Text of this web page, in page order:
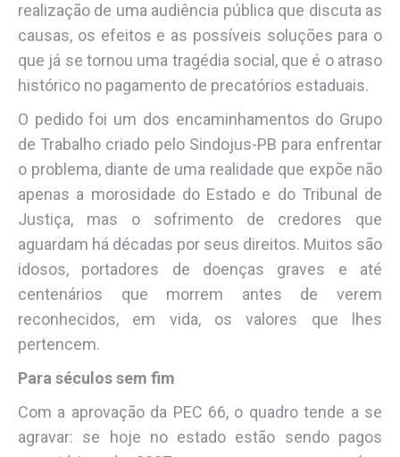
realização de uma audiência pública que discuta as
causas, os efeitos e as possíveis soluções para o
que já se tornou uma tragédia social, que é o atraso
histórico no pagamento de precatórios estaduais.
O pedido foi um dos encaminhamentos do Grupo
de Trabalho criado pelo Sindojus-PB para enfrentar
o problema, diante de uma realidade que expõe não
apenas a morosidade do Estado e do Tribunal de
Justiça, mas o sofrimento de credores que
aguardam há décadas por seus direitos. Muitos são
idosos, portadores de doenças graves e até
centenários que morrem antes de verem
reconhecidos, em vida, os valores que lhes
pertencem.
Para séculos sem fim
Com a aprovação da PEC 66, o quadro tende a se
agravar: se hoje no estado estão sendo pagos